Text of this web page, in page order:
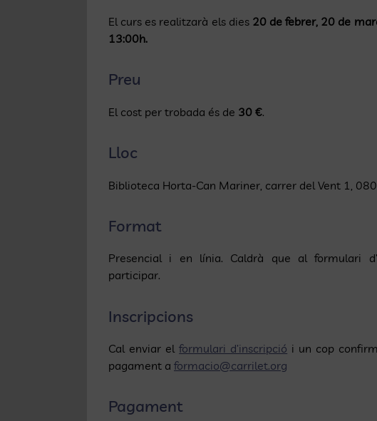
El curs es realitzarà els dies 20 de febrer, 20 de
13:00h.
Preu
El cost per trobada és de 30 €.
Lloc
Biblioteca Horta-Can Mariner, carrer del Vent 1,
Format
Presencial i en línia. Caldrà que al formulari
participar.
Inscripcions
Cal enviar elformulari d’inscripció i un cop
pagament a formacio@carrilet.org
Pagament